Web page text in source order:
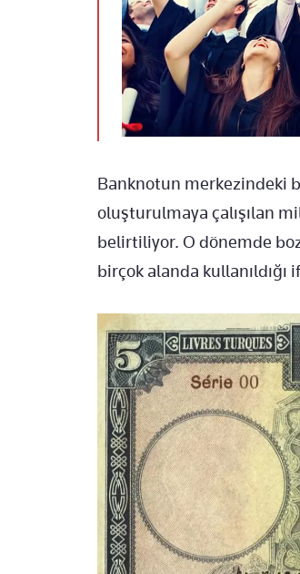
Banknotun merkezindeki
oluşturulmaya çalışılan
belirtiliyor. O dönemde
birçok alanda kullanıldığı